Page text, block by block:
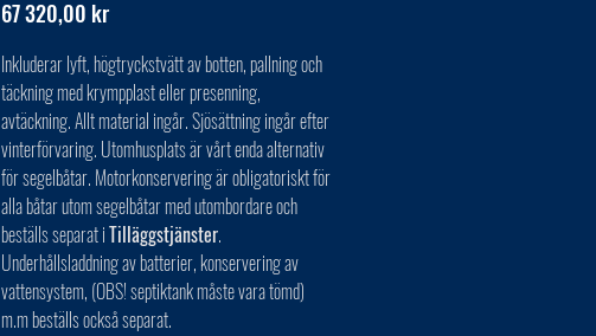
67 320,00 krPris
Inkluderar lyft, högtryckstvätt av botten, pallning och
täckning med krympplast eller presenning,
avtäckning. Allt material ingår. Sjösättning ingår efter
vinterförvaring. Utomhusplats är vårt enda alternativ
för segelbåtar. Motorkonservering är obligatoriskt för
alla båtar utom segelbåtar med utombordare och
beställs separat iTilläggstjänster.
Underhållsladdning av batterier, konservering av
vattensystem, (OBS! septiktank måste vara tömd)
m.m beställs också separat.